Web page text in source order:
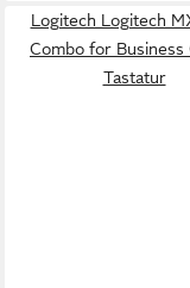
Logitech Logitech
Combo for Business
Tastatur